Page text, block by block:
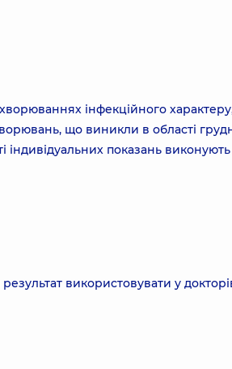
інфекційного
що виникли в області
індивідуальних показань виконують
використовувати у